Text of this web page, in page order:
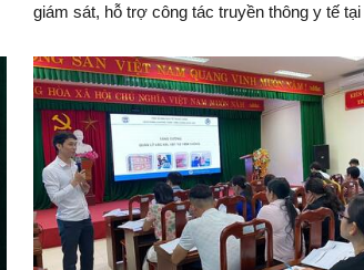
giám sát, hỗ trợ công tác truyền thông y tế tại